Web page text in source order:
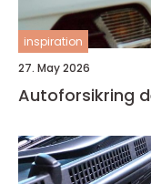
inspiration
27. May 2026
Autoforsikring